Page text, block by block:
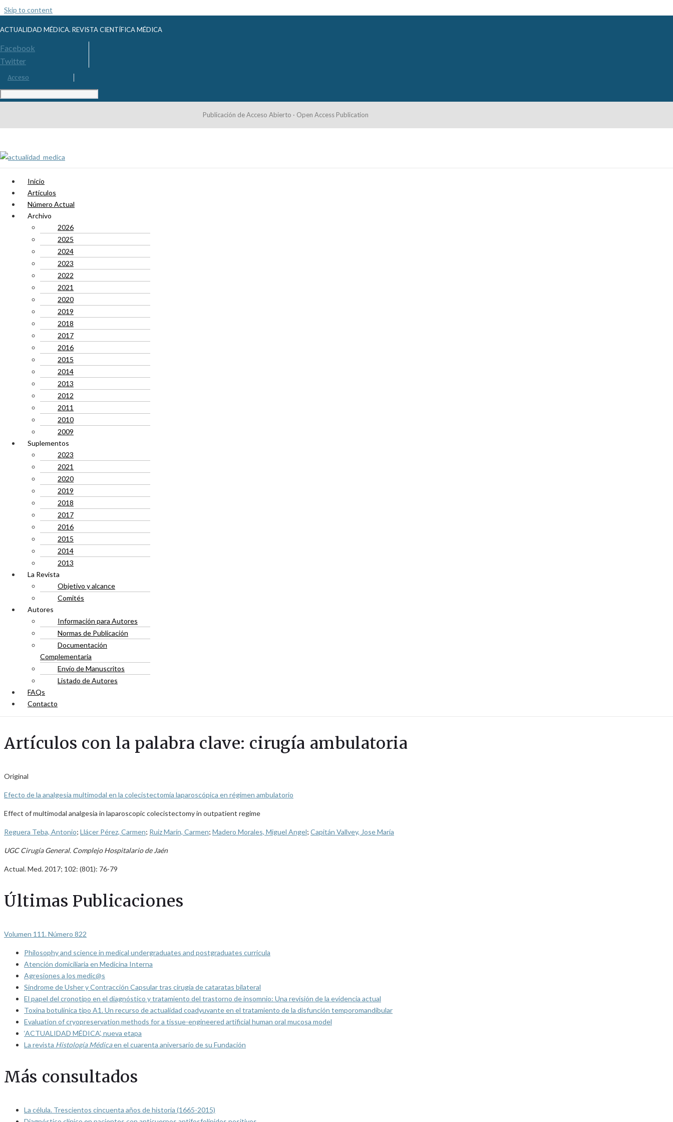
Skip to content
ACTUALIDAD MÉDICA. REVISTA CIENTÍFICA MÉDICA
Facebook
Twitter
Acceso
Publicación de Acceso Abierto · Open Access Publication
Inicio
Artículos
Número Actual
Archivo
2026
2025
2024
2023
2022
2021
2020
2019
2018
2017
2016
2015
2014
2013
2012
2011
2010
2009
Suplementos
2023
2021
2020
2019
2018
2017
2016
2015
2014
2013
La Revista
Objetivo y alcance
Comités
Autores
Información para Autores
Normas de Publicación
Documentación
Complementaria
Envío de Manuscritos
Listado de Autores
FAQs
Contacto
Artículos con la palabra clave: cirugía ambulatoria
Original
Efecto de la analgesia multimodal en la colecistectomía laparoscópica en régimen ambulatorio
Effect of multimodal analgesia in laparoscopic colecistectomy in outpatient regime
Reguera Teba, Antonio; Llácer Pérez, Carmen; Ruiz Marín, Carmen; Madero Morales, Miguel Angel; Capitán Vallvey, Jose María
UGC Cirugía General. Complejo Hospitalario de Jaén
Actual. Med. 2017; 102: (801): 76-79
Últimas Publicaciones
Volumen 111. Número 822
Philosophy and science in medical undergraduates and postgraduates curricula
Atención domiciliaria en Medicina Interna
Agresiones a los medic@s
Síndrome de Usher y Contracción Capsular tras cirugía de cataratas bilateral
El papel del cronotipo en el diagnóstico y tratamiento del trastorno de insomnio: Una revisión de la evidencia actual
Toxina botulínica tipo A1. Un recurso de actualidad coadyuvante en el tratamiento de la disfunción temporomandibular
Evaluation of cryopreservation methods for a tissue-engineered artificial human oral mucosa model
‘ACTUALIDAD MÉDICA’, nueva etapa
La revista Histología Médicaen el cuarenta aniversario de su Fundación
Más consultados
La célula. Trescientos cincuenta años de historia (1665-2015)